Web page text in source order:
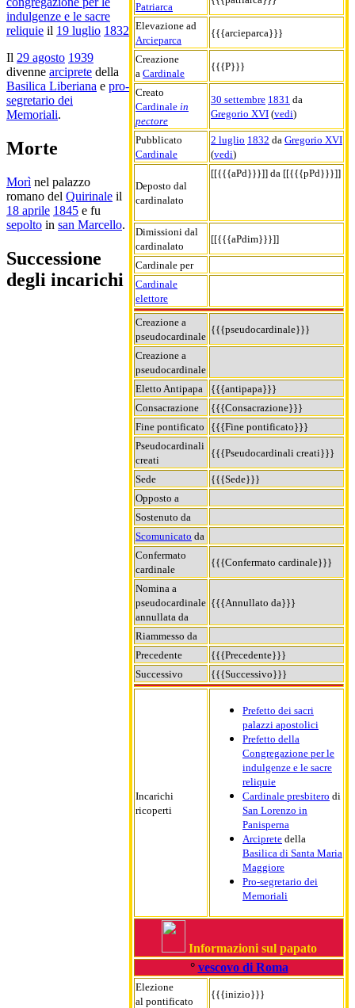
Patriarca
Elevazione ad
Arcieparca
{{{arcieparca}}}
Creazione
a Cardinale
{{{P}}}
Creato
Cardinale in
pectore
30 settembre 1831 da
Gregorio XVI (vedi)
Pubblicato
Cardinale
2 luglio 1832 da Gregorio XVI
(vedi)
Deposto dal
cardinalato
[[{{{aPd}}}]] da [[{{{pPd}}}]]
Dimissioni dal
cardinalato
[[{{{aPdim}}}]]
Cardinale per
Cardinale
elettore
Creazione a
pseudocardinale
{{{pseudocardinale}}}
Creazione a
pseudocardinale
Eletto Antipapa
{{{antipapa}}}
Consacrazione
{{{Consacrazione}}}
Fine pontificato
{{{Fine pontificato}}}
Pseudocardinali
creati
{{{Pseudocardinali creati}}}
Sede
{{{Sede}}}
Opposto a
Sostenuto da
Scomunicato da
Confermato
cardinale
{{{Confermato cardinale}}}
Nomina a
pseudocardinale
annullata da
{{{Annullato da}}}
Riammesso da
Precedente
{{{Precedente}}}
Successivo
{{{Successivo}}}
Incarichi
ricoperti
Prefetto dei sacri
palazzi apostolici
Prefetto della
Congregazione per le
indulgenze e le sacre
reliquie
Cardinale presbitero di
San Lorenzo in
Panisperna
Arciprete della
Basilica di Santa Maria
Maggiore
Pro-segretario dei
Memoriali
Informazioni sul papato
° vescovo di Roma
Elezione
al pontificato
{{{inizio}}}
indulgenze e le sacre
reliquie il 19 luglio 1832
Il 29 agosto 1939
divenne arciprete della
Basilica Liberiana e pro-
segretario dei
Memoriali.
Morte
Morì nel palazzo
romano del Quirinale il
18 aprile 1845 e fu
sepolto in san Marcello.
Successione
degli incarichi